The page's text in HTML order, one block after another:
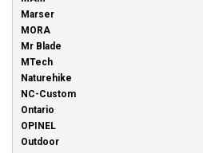
Marser
MORA
Mr Blade
MTech
Naturehike
NC-Custom
Ontario
OPINEL
Outdoor